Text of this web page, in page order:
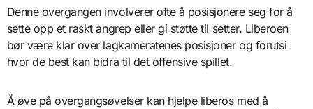
Denne overgangen involverer ofte å posisjonere seg for å
sette opp et raskt angrep eller gi støtte til setter. Liberoen
bør være klar over lagkameratenes posisjoner og forutsi
hvor de best kan bidra til det offensive spillet.
Å øve på overgangsøvelser kan hjelpe liberos med å